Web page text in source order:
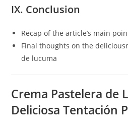
IX. Conclusion
Recap of the article’s main
Final thoughts on the
de lucuma
Crema Pastelera de
Deliciosa Tentación